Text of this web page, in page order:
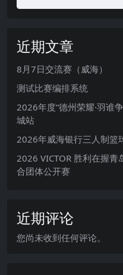
近期文章
8月7日交流赛（威海）
测试比赛编排系统
2026年度“德州荣耀·羽谁
城站
2026年威海银行三人制篮
2026 VICTOR 胜利在握青
合团体公开赛
近期评论
您尚未收到任何评论。